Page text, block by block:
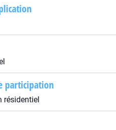
participation
résidentiel